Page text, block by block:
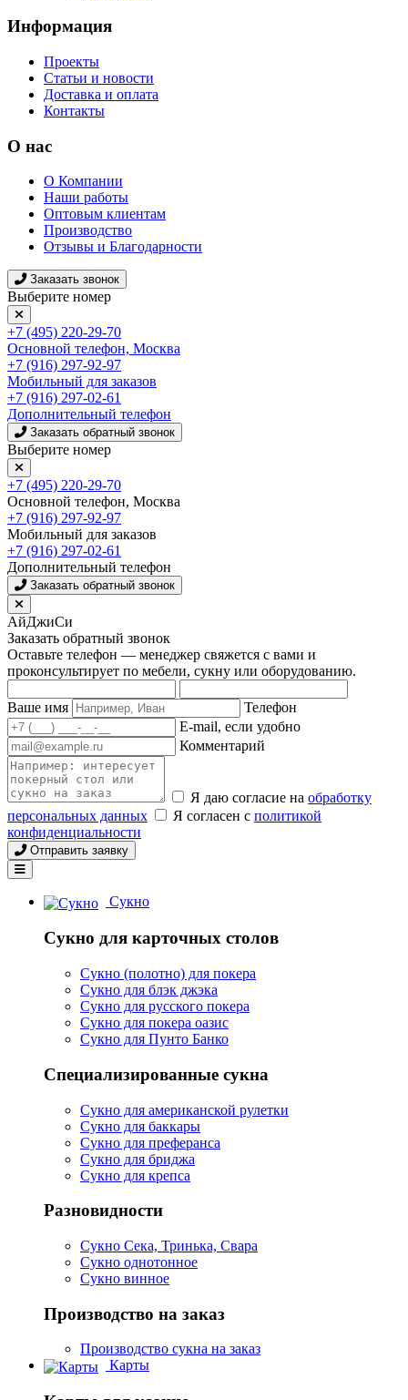
Информация
Проекты
Статьи и новости
Доставка и оплата
Контакты
О нас
О Компании
Наши работы
Оптовым клиентам
Производство
Отзывы и Благодарности
Заказать звонок
Выберите номер
+7 (495) 220-29-70
Основной телефон, Москва
+7 (916) 297-92-97
Мобильный для заказов
+7 (916) 297-02-61
Дополнительный телефон
Заказать обратный звонок
Выберите номер
+7 (495) 220-29-70
Основной телефон, Москва
+7 (916) 297-92-97
Мобильный для заказов
+7 (916) 297-02-61
Дополнительный телефон
Заказать обратный звонок
АйДжиСи
Заказать обратный звонок
Оставьте телефон — менеджер свяжется с вами и
проконсультирует по мебели, сукну или оборудованию.
Ваше имя
Телефон
E-mail, если удобно
Комментарий
Я даю согласие на обработку
персональных данных
Я согласен с политикой
конфиденциальности
Отправить заявку
Сукно
Сукно для карточных столов
Сукно (полотно) для покера
Сукно для блэк джэка
Сукно для русского покера
Сукно для покера оазис
Сукно для Пунто Банко
Специализированные сукна
Сукно для американской рулетки
Сукно для баккары
Сукно для преферанса
Сукно для бриджа
Сукно для крепса
Разновидности
Сукно Сека, Тринька, Свара
Сукно однотонное
Сукно винное
Производство на заказ
Производство сукна на заказ
Карты